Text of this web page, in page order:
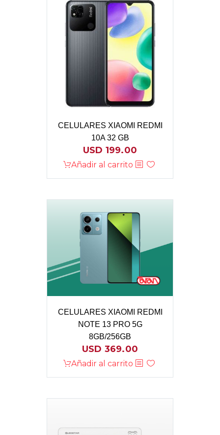
CELULARES XIAOMI REDMI
10A 32 GB
USD 199.00
Añadir al carrito
CELULARES XIAOMI REDMI
NOTE 13 PRO 5G
8GB/256GB
USD 369.00
Añadir al carrito